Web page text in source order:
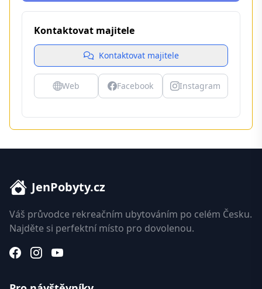
Kontaktovat majitele
Kontaktovat majitele
Web Facebook Instagram
JenPobyty.cz
Váš průvodce rekreačním ubytováním po celém Česku.
Najděte si perfektní místo pro dovolenou.